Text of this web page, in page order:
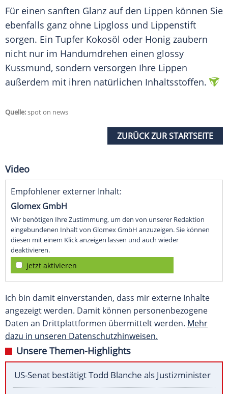
Für einen sanften Glanz auf den Lippen können Sie
ebenfalls ganz ohne Lipgloss und Lippenstift
sorgen. Ein Tupfer Kokosöl oder Honig zaubern
nicht nur im Handumdrehen einen glossy
Kussmund, sondern versorgen Ihre Lippen
außerdem mit ihren natürlichen Inhaltsstoffen.
Quelle:spot on news
ZURÜCK ZUR STARTSEITE
Video
Empfohlener externer Inhalt:
Glomex GmbH
Wir benötigen Ihre Zustimmung, um den von unserer Redaktion
eingebundenen Inhalt von Glomex GmbH anzuzeigen. Sie können
diesen mit einem Klick anzeigen lassen und auch wieder
deaktivieren.
jetzt aktivieren
Ich bin damit einverstanden, dass mir externe Inhalte
angezeigt werden. Damit können personenbezogene
Daten an Drittplattformen übermittelt werden. Mehr
dazu in unseren Datenschutzhinweisen.
Unsere Themen-Highlights
US-Senat bestätigt Todd Blanche als Justizminister